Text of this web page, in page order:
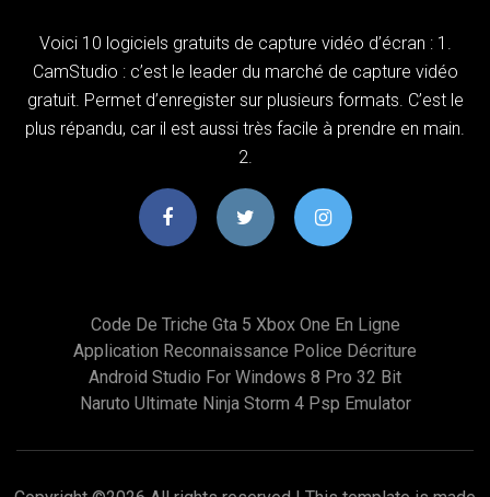
Voici 10 logiciels gratuits de capture vidéo d’écran : 1.
CamStudio : c’est le leader du marché de capture vidéo
gratuit. Permet d’enregister sur plusieurs formats. C’est le
plus répandu, car il est aussi très facile à prendre en main.
2.
Code De Triche Gta 5 Xbox One En Ligne
Application Reconnaissance Police Décriture
Android Studio For Windows 8 Pro 32 Bit
Naruto Ultimate Ninja Storm 4 Psp Emulator